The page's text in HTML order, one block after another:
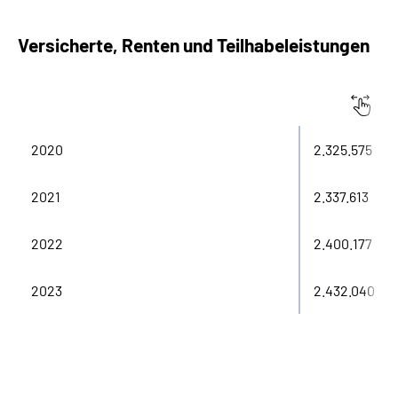
Versicherte, Renten und Teilhabe­leistungen
2020 2.325.575
2021 2.337.613
2022 2.400.177
2023 2.432.040